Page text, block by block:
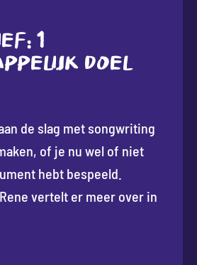
1
DOEL
de slag met songwriting
of je nu wel of niet
hebt bespeeld.
vertelt er meer over in